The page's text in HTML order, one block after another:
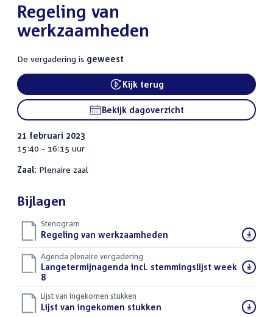
:Regeling van
werkzaamheden
De vergadering is geweest
External link:
Kijk terug
Bekijk dagoverzicht
21 februari 2023
15:40 - 16:15 uur
Zaal: Plenaire zaal
Bijlagen
Stenogram
Download
bestand:
Regeling van werkzaamheden
Agenda plenaire vergadering
Download
bestand:
Langetermijnagenda incl. stemmingslijst week
8()
Lijst van ingekomen stukken
Download
Lijst van ingekomen stukken